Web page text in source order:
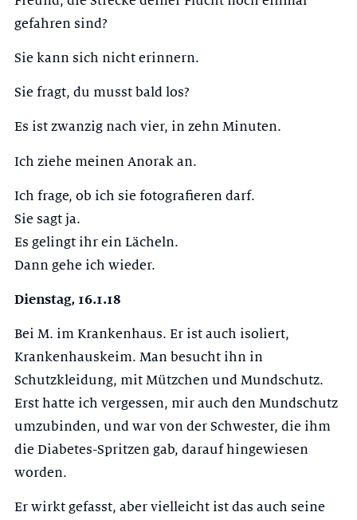
gefahren sind?
Sie kann sich nicht erinnern.
Sie fragt, du musst bald los?
Es ist zwanzig nach vier, in zehn Minuten.
Ich ziehe meinen Anorak an.
Ich frage, ob ich sie fotografieren darf.
Sie sagt ja.
Es gelingt ihr ein Lächeln.
Dann gehe ich wieder.
Dienstag, 16.1.18
Bei M. im Krankenhaus. Er ist auch isoliert,
Krankenhauskeim. Man besucht ihn in
Schutzkleidung, mit Mützchen und Mundschutz.
Erst hatte ich vergessen, mir auch den Mundschutz
umzubinden, und war von der Schwester, die ihm
die Diabetes-Spritzen gab, darauf hingewiesen
worden.
Er wirkt gefasst, aber vielleicht ist das auch seine